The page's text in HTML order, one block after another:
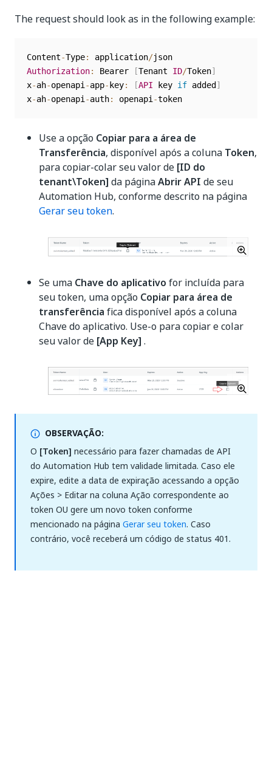
The request should look as in the following example:
Content-Type: application/
Authorization: Bearer [Tenant ID/Token]
x-ah-openapi -app- key: [API key if added ]
x-ah-openapi -auth: openapi -
Use a opção Copiar para a área de
Transferência, disponível após a coluna Token,
para copiar-colar seu valor de [ID do
tenant\Token] da páginaAbrir API de seu
Automation Hub, conforme descrito na página
Gerar seu token.
Se uma Chave do aplicativo for incluída para
seu token, uma opção Copiar para área de
transferência fica disponível após a coluna
Chave do aplicativo. Use-o para copiar e colar
seu valor de [App Key] .
OBSERVAÇÃO:
O [Token] necessário para fazer chamadas de API
do Automation Hub tem validade limitada. Caso ele
expire, edite a data de expiração acessando a opção
Ações > Editar na coluna Ação correspondente ao
token OU gere um novo token conforme
mencionado na página Gerar seu token. Caso
contrário, você receberá um código de status 401.